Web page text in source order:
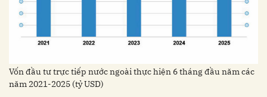
Vốn đầu tư trực tiếp nước ngoài thực hiện 6 tháng đầu năm các
năm 2021-2025 (tỷ USD)